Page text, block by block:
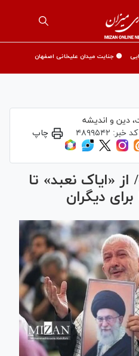
🟡 جنایت میدان علیخانی اصفهان
دین و اندیشه
کد خبر: ۴۸۹۹۵۴۲ چاپ
«ایاک نعبد» تا
دیگران